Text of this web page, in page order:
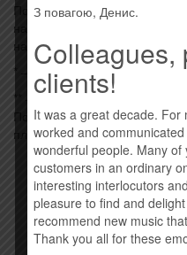
По любым вопросам звоните
нам.
нашем сайте.
* – бесплатная доставка по
** – бесплатная доставка по
Почты\почтового отделения
платит клиент.
З повагою, Денис.
Colleagues,
clients!
It was a great decade.
worked and
wonderful people. Many
customers in an ordinary
interesting interlocutors
pleasure to find and
recommend new music
Thank you all for these